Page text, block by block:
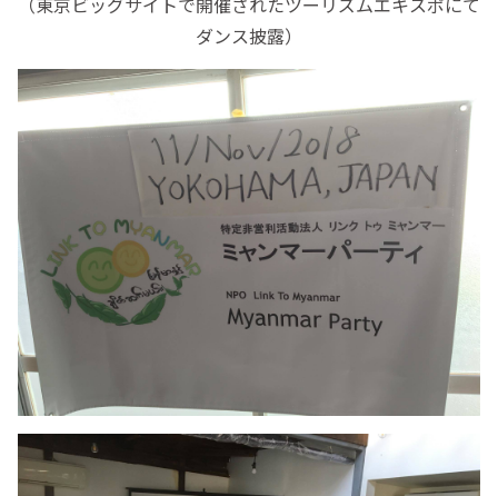
ダンス披露）